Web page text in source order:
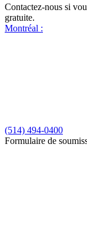
Contactez-nous si
gratuite.
Montréal :
(514) 494-0400
Formulaire de